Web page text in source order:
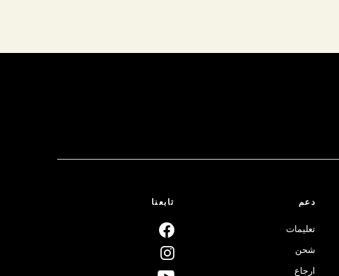
دعم
تعليمات
شحن
ارجاع
تابعنا